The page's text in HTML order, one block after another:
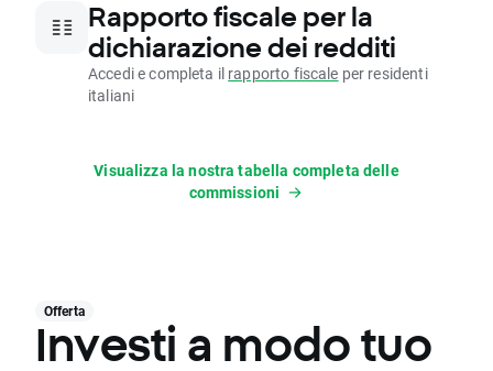
Rapporto fiscale per la
dichiarazione dei redditi
Accedi e completa il rapporto fiscale per residenti
italiani
Visualizza la nostra tabella completa delle
commissioni
Offerta
Investi a modo tuo